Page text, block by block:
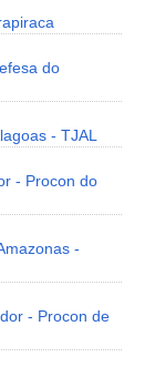
do
- TJAL
- Procon do
-
- Procon de